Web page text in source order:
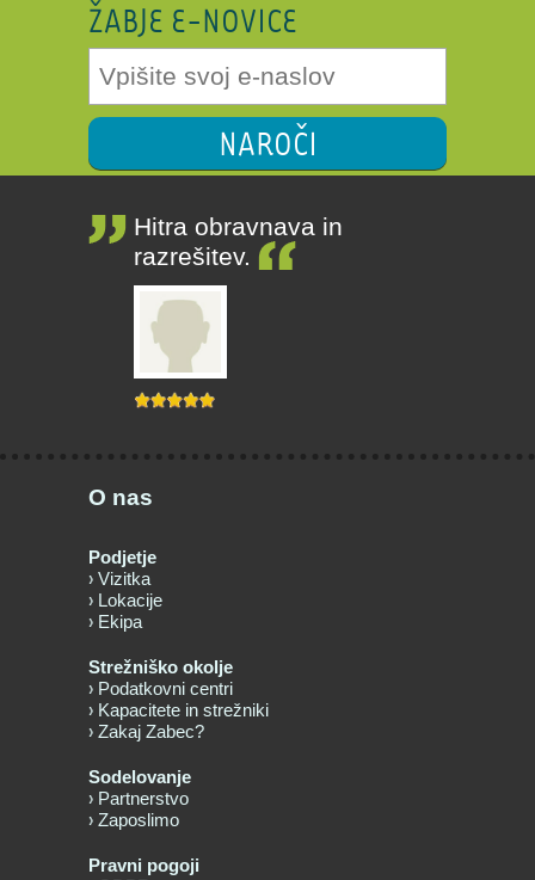
ŽABJE E-NOVICE
NAROČI
Hitra obravnava in
razrešitev.
O nas
Podjetje
Vizitka
Lokacije
Ekipa
Strežniško okolje
Podatkovni centri
Kapacitete in strežniki
Zakaj Zabec?
Sodelovanje
Partnerstvo
Zaposlimo
Pravni pogoji